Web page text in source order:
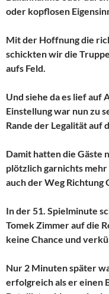
oder kopflosen
Mit der Hoffnung die
schickten wir die
aufs Feld.
Und siehe da es lief auf
Einstellung war nun zu
Rande der Legalität auf
Damit hatten die Gäste
plötzlich garnichts mehr
auch der Weg Richtung
In der 51. Spielminute
Tomek Zimmer auf die
keine Chance und
Nur 2 Minuten später
erfolgreich als er einen